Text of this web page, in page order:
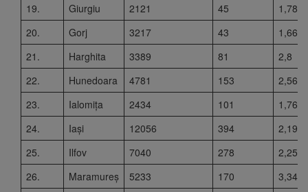
19.
Giurgiu 2121 45
1,78
20.
Gorj 3217 43
1,66
21.
Harghita 3389 81
2,8
22.
Hunedoara 4781 153
2,56
23.
Ialomița 2434 101
1,76
24.
Iași 12056 394
2,19
25.
Ilfov 7040 278
2,25
26.
Maramureș 5233 170
3,34